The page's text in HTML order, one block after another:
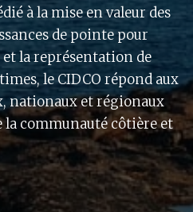
à la mise en valeur des
de pointe pour
la représentation de
le CIDCO répond aux
nationaux et régionaux
la communauté côtière et